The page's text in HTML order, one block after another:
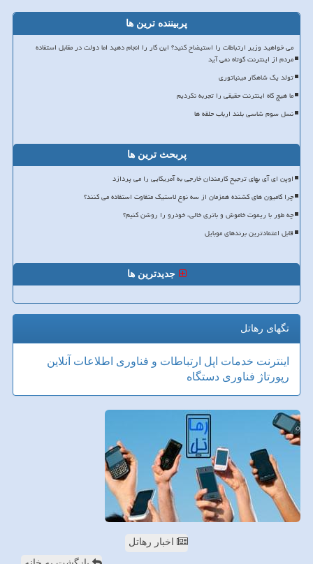
پربیننده ترین ها
می خواهید وزیر ارتباطات را استیضاح کنید؟ این کار را انجام دهید اما دولت در مقابل استفاده
مردم از اینترنت کوتاه نمی آید
تولد یک شاهکار مینیاتوری
ما هیچ گاه اینترنت حقیقی را تجربه نکردیم
نسل سوم شاسی بلند ارباب حلقه ها
پربحث ترین ها
اوپن ای آی بهای ترجیح کارمندان خارجی به آمریکایی را می پردازد
چرا کامیون های کشنده همزمان از سه نوع لاستیک متفاوت استفاده می کنند؟
چه طور با ریموت خاموش و باتری خالی، خودرو را روشن کنیم؟
قابل اعتمادترین برندهای موبایل
جدیدترین ها
تگهای رهاتل
اینترنت خدمات اپل ارتباطات و فناوری اطلاعات آنلاین
رپورتاژ فناوری دستگاه
اخبار رهاتل